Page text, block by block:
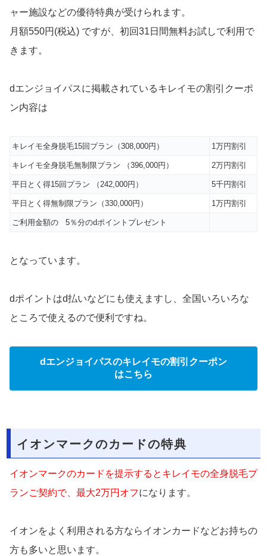
ャー施設などの優待特典が受けられます。
月額550円(税込) ですが、初回31日間無料お試しで利用で
きます。
dエンジョイパスに掲載されているキレイモの割引クーポ
ン内容は
キレイモ全身脱毛15回プラン（308,000円） 1万円割引
キレイモ全身脱毛無制限プラン （396,000円） 2万円割引
平日とく得15回プラン （242,000円） 5千円割引
平日とく得無制限プラン（330,000円） 1万円割引
ご利用金額の 5％分のdポイントプレゼント
となっています。
dポイントはd払いなどにも使えますし、全国いろいろな
ところで使えるので便利ですね。
dエンジョイパスのキレイモの割引クーポン
はこちら
イオンマークのカードの特典
イオンマークのカードを提示するとキレイモの全身脱毛プ
ランご契約で、最大2万円オフになります。
イオンをよく利用される方ならイオンカードなどお持ちの
方も多いと思います。